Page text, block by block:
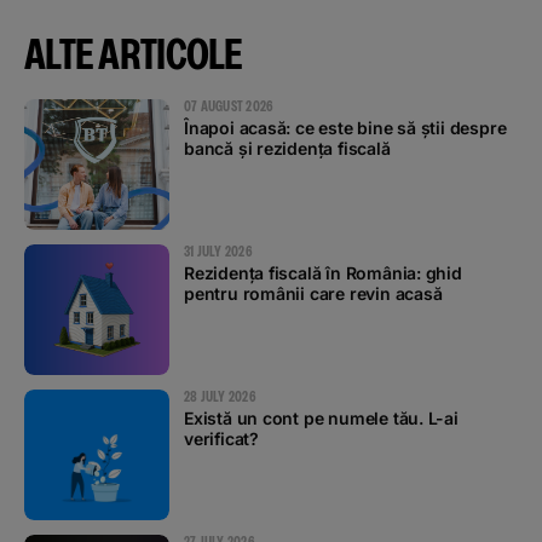
ALTE ARTICOLE
07 AUGUST 2026
Înapoi acasă: ce este bine să știi despre
bancă și rezidența fiscală
31 JULY 2026
Rezidența fiscală în România: ghid
pentru românii care revin acasă
28 JULY 2026
Există un cont pe numele tău. L-ai
verificat?